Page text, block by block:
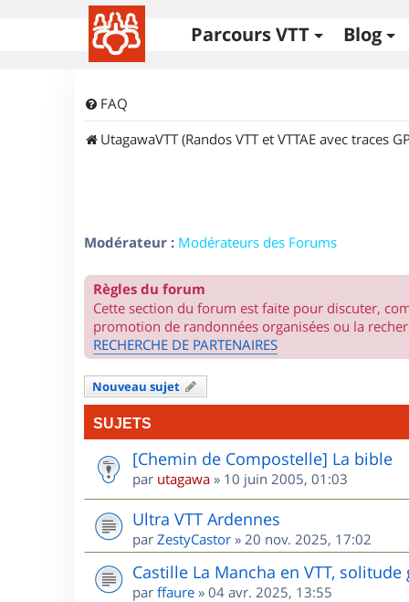
Parcours VTT Blog
FAQ
UtagawaVTT (Randos VTT et VTTAE avec traces
Modérateur : Modérateurs des Forums
Règles du forum
Cette section du forum est faite pour discuter,
promotion de randonnées organisées ou la
RECHERCHE DE PARTENAIRES
Nouveau sujet
SUJETS
[Chemin de Compostelle] La bible
par utagawa » 10 juin 2005, 01:03
Ultra VTT Ardennes
par ZestyCastor » 20 nov. 2025, 17:02
Castille La Mancha en VTT, solitude
par ffaure » 04 avr. 2025, 13:55